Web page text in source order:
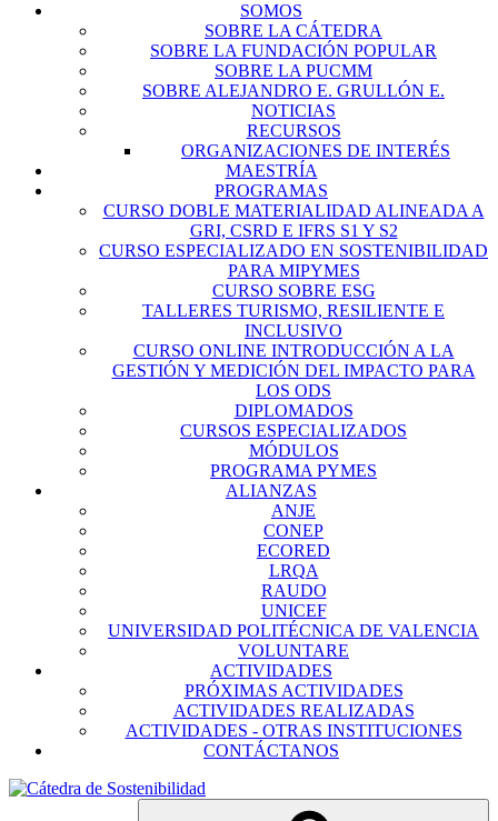
SOMOS
SOBRE LA CÁTEDRA
SOBRE LA FUNDACIÓN POPULAR
SOBRE LA PUCMM
SOBRE ALEJANDRO E. GRULLÓN E.
NOTICIAS
RECURSOS
ORGANIZACIONES DE INTERÉS
MAESTRÍA
PROGRAMAS
CURSO DOBLE MATERIALIDAD ALINEADA A
GRI, CSRD E IFRS S1 Y S2
CURSO ESPECIALIZADO EN SOSTENIBILIDAD
PARA MIPYMES
CURSO SOBRE ESG
TALLERES TURISMO, RESILIENTE E
INCLUSIVO
CURSO ONLINE INTRODUCCIÓN A LA
GESTIÓN Y MEDICIÓN DEL IMPACTO PARA
LOS ODS
DIPLOMADOS
CURSOS ESPECIALIZADOS
MÓDULOS
PROGRAMA PYMES
ALIANZAS
ANJE
CONEP
ECORED
LRQA
RAUDO
UNICEF
UNIVERSIDAD POLITÉCNICA DE VALENCIA
VOLUNTARE
ACTIVIDADES
PRÓXIMAS ACTIVIDADES
ACTIVIDADES REALIZADAS
ACTIVIDADES - OTRAS INSTITUCIONES
CONTÁCTANOS